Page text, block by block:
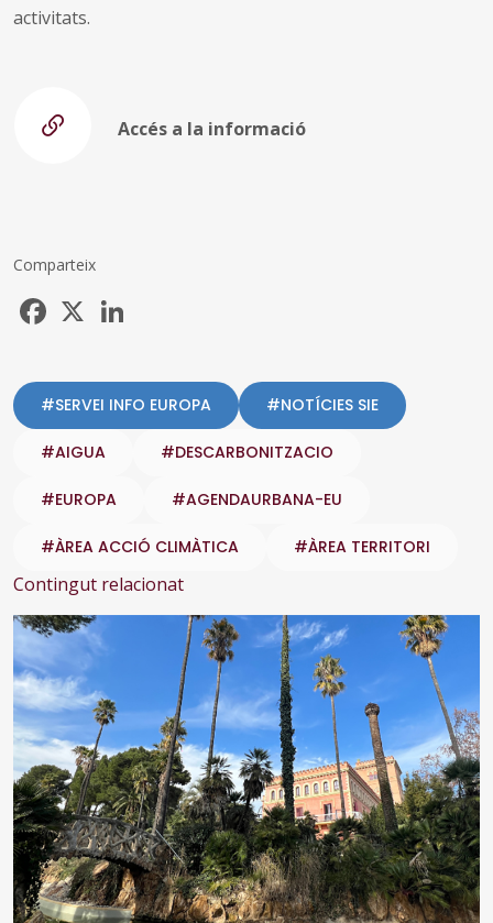
activitats.
Accés a la informació
Comparteix
Facebook
#SERVEI INFO EUROPA #NOTÍCIES SIE
#AIGUA #DESCARBONITZACIO
#EUROPA #AGENDAURBANA-EU
#ÀREA ACCIÓ CLIMÀTICA #ÀREA TERRITORI
Contingut relacionat